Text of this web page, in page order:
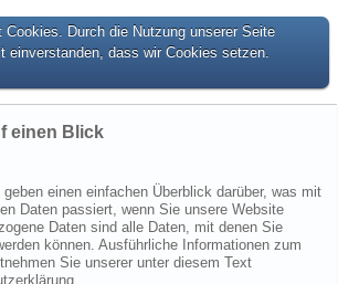
Cookies. Durch die Nutzung unserer Seite
einverstanden, dass wir Cookies setzen.
einen Blick
einen einfachen Überblick darüber, was mit
Daten passiert, wenn Sie unsere Website
Daten sind alle Daten, mit denen Sie
können. Ausführliche Informationen zum
Sie unserer unter diesem Text